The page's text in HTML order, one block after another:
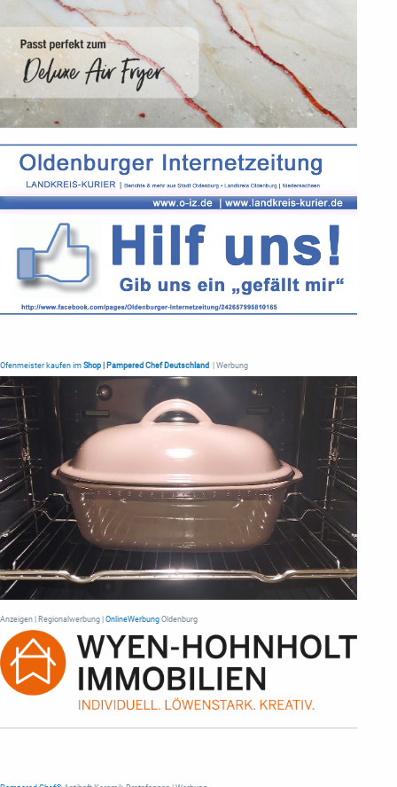
Ofenmeister kaufen im Shop | Pampered Chef Deutschland | Werbung
Anzeigen | Regionalwerbung | OnlineWerbung Oldenburg